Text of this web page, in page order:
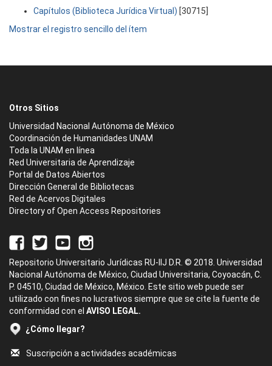
Capítulos (Biblioteca Jurídica Virtual) [30715]
Mostrar el registro sencillo del ítem
Otros Sitios
Universidad Nacional Autónoma de México
Coordinación de Humanidades UNAM
Toda la UNAM en línea
Red Universitaria de Aprendizaje
Portal de Datos Abiertos
Dirección General de Bibliotecas
Red de Acervos Digitales
Directory of Open Access Repositories
Repositorio Universitario Jurídicas RU-IIJ D.R. © 2018. Universidad
Nacional Autónoma de México, Ciudad Universitaria, Coyoacán, C.
P. 04510, Ciudad de México, México. Este sitio web puede ser
utilizado con fines no lucrativos siempre que se cite la fuente de
conformidad con el AVISO LEGAL.
¿Cómo llegar?
Suscripción a actividades académicas